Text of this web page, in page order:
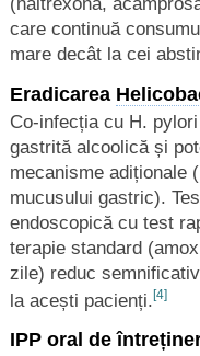
care continuă
mare decât la cei
Eradicarea
Co-infecția cu H.
gastrită alcoolică și
mecanisme adiționale
mucusului gastric).
endoscopică cu test
terapie standard
zile) reduc
la acești pacienți.
[4]
IPP oral de